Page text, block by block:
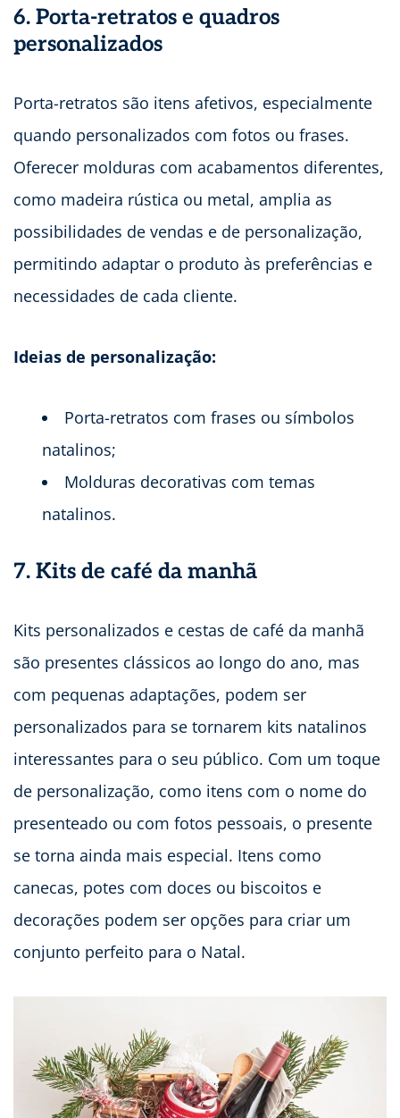
6. Porta-retratos e quadros
personalizados
Porta-retratos são itens afetivos, especialmente
quando personalizados com fotos ou frases.
Oferecer molduras com acabamentos diferentes,
como madeira rústica ou metal, amplia as
possibilidades de vendas e de personalização,
permitindo adaptar o produto às preferências e
necessidades de cada cliente.
Ideias de personalização:
Porta-retratos com frases ou símbolos
natalinos;
Molduras decorativas com temas
natalinos.
7. Kits de café da manhã
Kits personalizados e cestas de café da manhã
são presentes clássicos ao longo do ano, mas
com pequenas adaptações, podem ser
personalizados para se tornarem kits natalinos
interessantes para o seu público. Com um toque
de personalização, como itens com o nome do
presenteado ou com fotos pessoais, o presente
se torna ainda mais especial. Itens como
canecas, potes com doces ou biscoitos e
decorações podem ser opções para criar um
conjunto perfeito para o Natal.